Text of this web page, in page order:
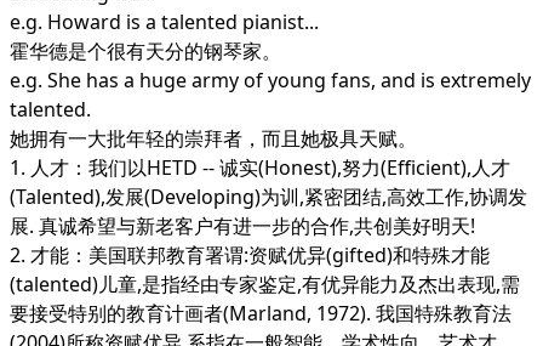
e.g. Howard is a talented pianist...
霍华德是个很有天分的钢琴家。
e.g. She has a huge army of young fans, and is extremely
talented.
她拥有一大批年轻的崇拜者，而且她极具天赋。
1. 人才：我们以HETD -- 诚实(Honest),努力(Efficient),人才
(Talented),发展(Developing)为训,紧密团结,高效工作,协调发
展. 真诚希望与新老客户有进一步的合作,共创美好明天!
2. 才能：美国联邦教育署谓:资赋优异(gifted)和特殊才能
(talented)儿童,是指经由专家鉴定,有优异能力及杰出表现,需
要接受特别的教育计画者(Marland, 1972). 我国特殊教育法